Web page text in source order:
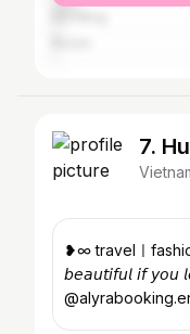
7.
❥∞ travelㅣ
𝘣𝘦𝘢𝘶𝘵𝘪𝘧𝘶𝘭 𝘪𝘧